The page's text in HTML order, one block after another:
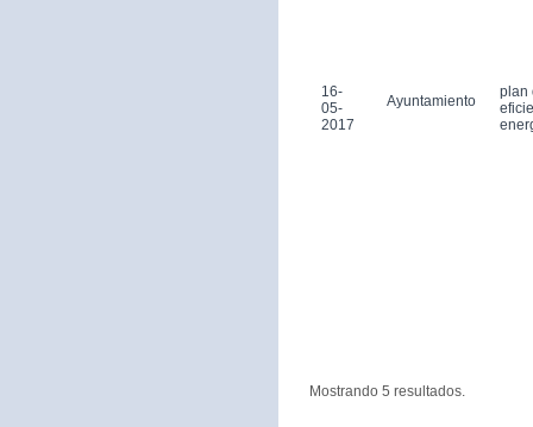
16-
05-
2017
Ayuntamiento
plan
Mostrando 5 resultados.